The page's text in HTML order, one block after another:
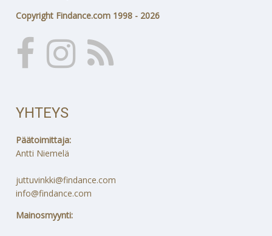
Copyright Findance.com 1998 - 2026
YHTEYS
Päätoimittaja:
Antti Niemelä
juttuvinkki@findance.com
info@findance.com
Mainosmyynti: